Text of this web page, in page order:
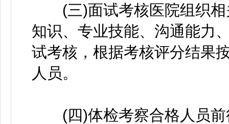
(三)面试考核医院组织相
知识、专业技能、沟通能力
试考核，根据考核评分结果
人员。
(四)体检考察合格人员前